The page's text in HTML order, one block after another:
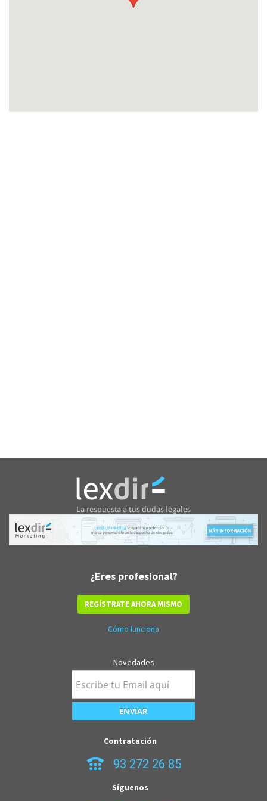
¿Eres profesional?
REGÍSTRATE AHORA MISMO
Cómo funciona
Novedades
Contratación
93 272 26 85
Síguenos